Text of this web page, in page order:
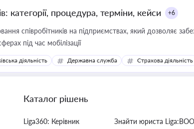
категорії, процедура, терміни, кейси +6
співробітників на підприємствах, який дозволяє
під час мобілізації
діяльність Державна служба Страхова діяльність
Каталог рішень
Liga360: Керівник Знайти юриста